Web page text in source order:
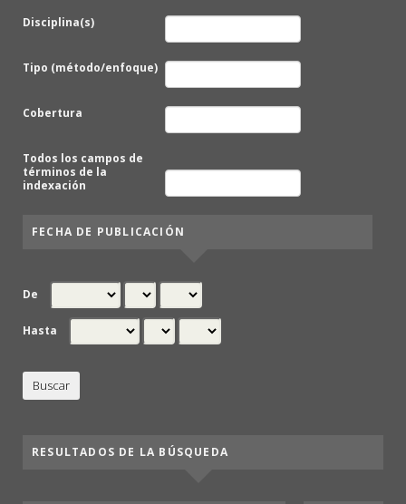
Disciplina(s)
Tipo (método/enfoque)
Cobertura
Todos los campos de
términos de la
indexación
FECHA DE PUBLICACIÓN
De
Hasta
RESULTADOS DE LA BÚSQUEDA